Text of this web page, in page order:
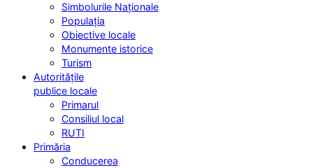
Simbolurile Naționale
Populația
Obiective locale
Monumente istorice
Turism
Autoritățile
publice locale
Primarul
Consiliul local
RUTI
Primăria
Conducerea